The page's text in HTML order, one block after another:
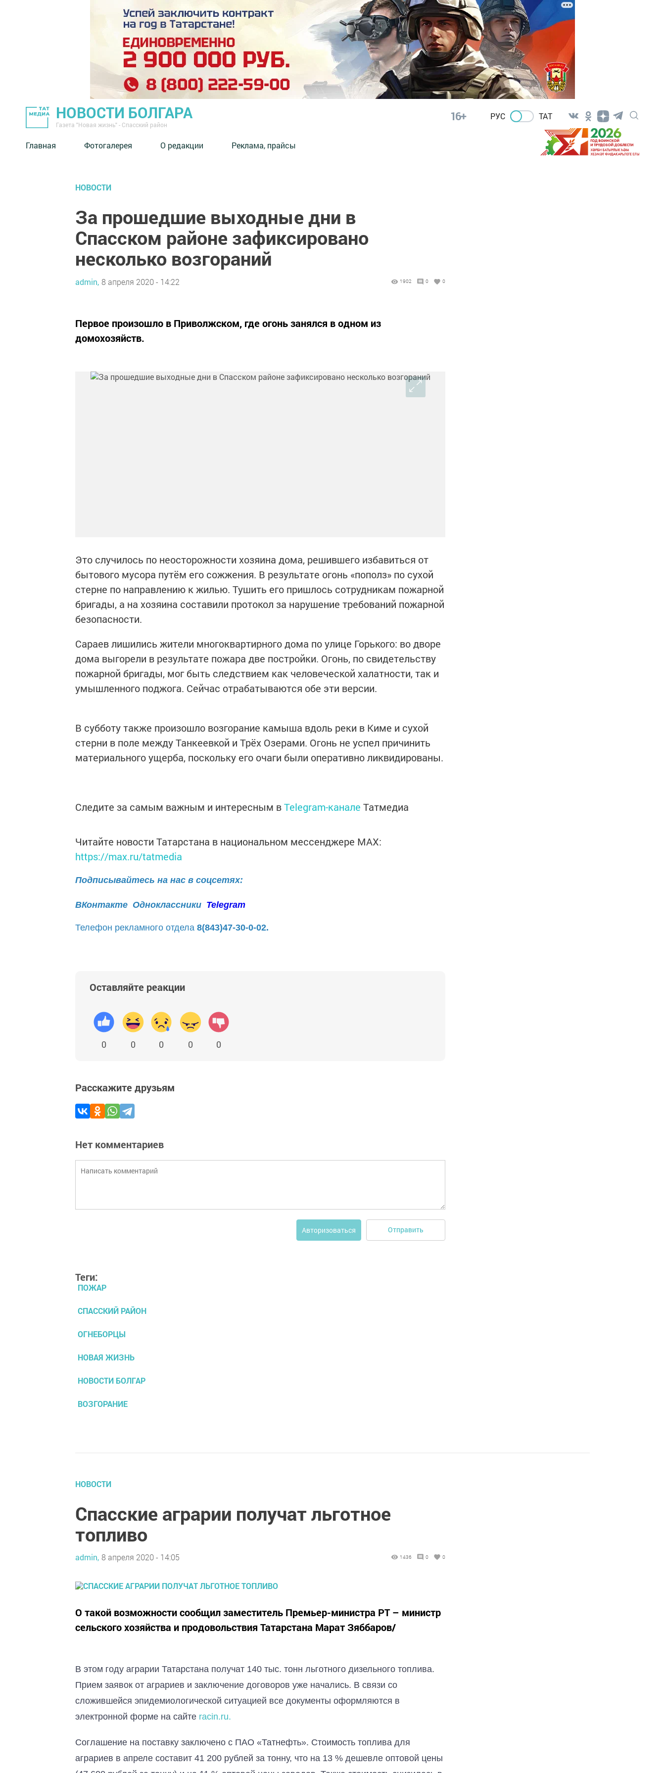
НОВОСТИ БОЛГАРА
Газета "Новая жизнь" - Спасский район
16+ РУС ТАТ
Главная Фотогалерея О редакции Реклама, прайсы
НОВОСТИ
За прошедшие выходные дни в
Спасском районе зафиксировано
несколько возгораний
admin, 8 апреля 2020 - 14:22 1902 0 0
Первое произошло в Приволжском, где огонь занялся в одном из
домохозяйств.
Это случилось по неосторожности хозяина дома, решившего избавиться от
бытового мусора путём его сожжения. В результате огонь «пополз» по сухой
стерне по направлению к жилью. Тушить его пришлось сотрудникам пожарной
бригады, а на хозяина составили протокол за нарушение требований пожарной
безопасности.
Сараев лишились жители многоквартирного дома по улице Горького: во дворе
дома выгорели в результате пожара две постройки. Огонь, по свидетельству
пожарной бригады, мог быть следствием как человеческой халатности, так и
умышленного поджога. Сейчас отрабатываются обе эти версии.
В субботу также произошло возгорание камыша вдоль реки в Киме и сухой
стерни в поле между Танкеевкой и Трёх Озерами. Огонь не успел причинить
материального ущерба, поскольку его очаги были оперативно ликвидированы.
Следите за самым важным и интересным вTelegram-канале Татмедиа
Читайте новости Татарстана в национальном мессенджере MАХ:
https://max.ru/tatmedia
Подписывайтесь на нас в соцсетях:
ВКонтакте Одноклассники Telegram
Телефон рекламного отдела 8(843)47-30-0-02.
Оставляйте реакции
0 0 0 0 0
Расскажите друзьям
Нет комментариев
Авторизоваться Отправить
Теги:
ПОЖАР
СПАССКИЙ РАЙОН
ОГНЕБОРЦЫ
НОВАЯ ЖИЗНЬ
НОВОСТИ БОЛГАР
ВОЗГОРАНИЕ
НОВОСТИ
Спасские аграрии получат льготное
топливо
admin, 8 апреля 2020 - 14:05 1436 0 0
О такой возможности сообщил заместитель Премьер-министра РТ – министр
сельского хозяйства и продовольствия Татарстана Марат Зяббаров/
В этом году аграрии Татарстана получат 140 тыс. тонн льготного дизельного топлива.
Прием заявок от аграриев и заключение договоров уже начались. В связи со
сложившейся эпидемиологической ситуацией все документы оформляются в
электронной форме на сайте racin.ru.
Соглашение на поставку заключено с ПАО «Татнефть». Стоимость топлива для
аграриев в апреле составит 41 200 рублей за тонну, что на 13 % дешевле оптовой цены